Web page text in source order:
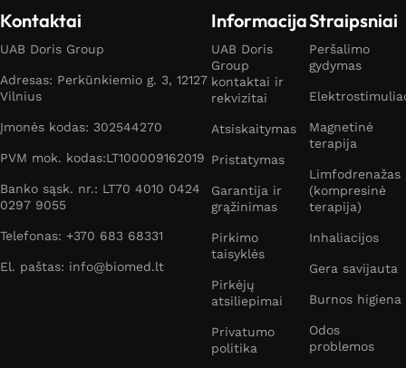
Kontaktai
UAB Doris Group
Adresas: Perkūnkiemio g. 3, 12127
Vilnius
Įmonės kodas: 302544270
PVM mok. kodas:LT100009162019
Banko sąsk. nr.: LT70 4010 0424
0297 9055
Telefonas: +370 683 68331
El. paštas: info@biomed.lt
Informacija
UAB Doris
Group
kontaktai ir
rekvizitai
Atsiskaitymas
Pristatymas
Garantija ir
grąžinimas
Pirkimo
taisyklės
Pirkėjų
atsiliepimai
Privatumo
politika
Straipsniai
Peršalimo
gydymas
Magnetinė
terapija
Limfodrenažas
(kompresinė
terapija)
Inhaliacijos
Gera savijauta
Burnos higiena
Odos
problemos